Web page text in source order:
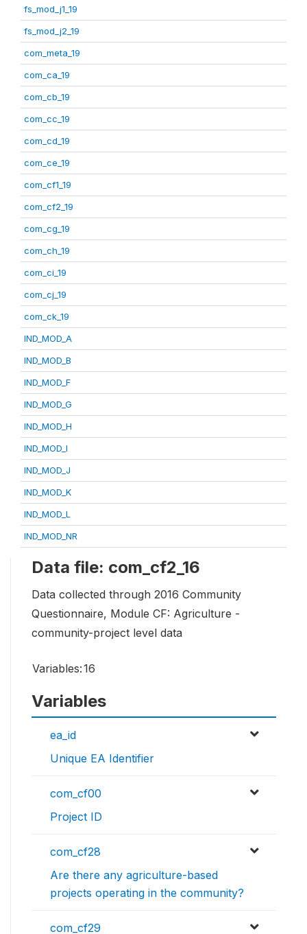
fs_mod_j1_19
fs_mod_j2_19
com_meta_19
com_ca_19
com_cb_19
com_cc_19
com_cd_19
com_ce_19
com_cf1_19
com_cf2_19
com_cg_19
com_ch_19
com_ci_19
com_cj_19
com_ck_19
IND_MOD_A
IND_MOD_B
IND_MOD_F
IND_MOD_G
IND_MOD_H
IND_MOD_I
IND_MOD_J
IND_MOD_K
IND_MOD_L
IND_MOD_NR
Data file: com_cf2_16
Data collected through 2016 Community
Questionnaire, Module CF: Agriculture -
community-project level data
Variables:16
Variables
ea_id
Unique EA Identifier
com_cf00
Project ID
com_cf28
Are there any agriculture-based
projects operating in the community?
com_cf29